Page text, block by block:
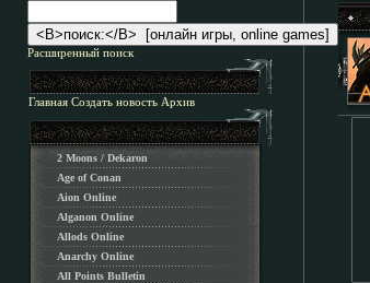
Расширенный поиск
Главная Создать новость Архив
2 Moons / Dekaron
Age of Conan
Aion Online
Alganon Оnline
Allods Online
Anarchy Online
All Points Bulletin